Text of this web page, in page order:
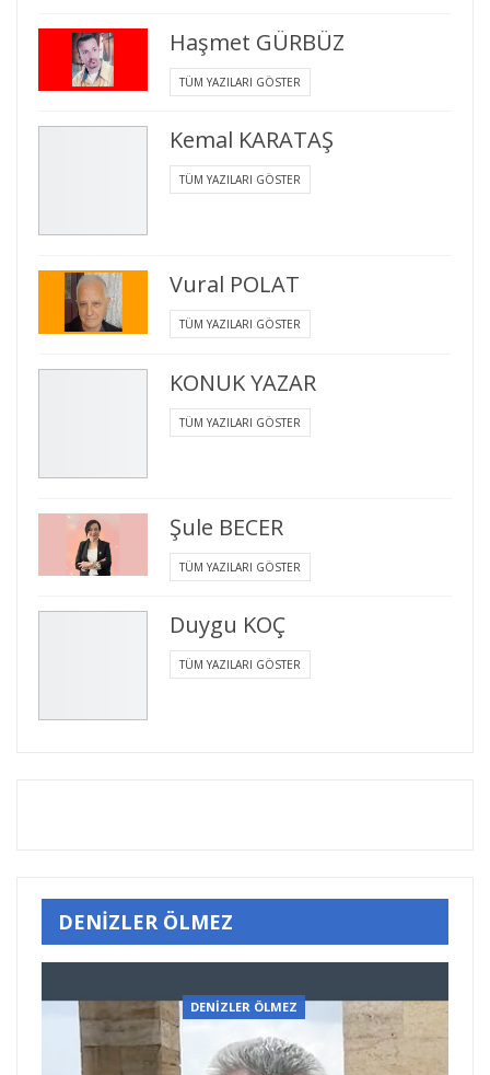
Haşmet GÜRBÜZ
TÜM YAZILARI GÖSTER
Kemal KARATAŞ
TÜM YAZILARI GÖSTER
Vural POLAT
TÜM YAZILARI GÖSTER
KONUK YAZAR
TÜM YAZILARI GÖSTER
Şule BECER
TÜM YAZILARI GÖSTER
Duygu KOÇ
TÜM YAZILARI GÖSTER
DENİZLER ÖLMEZ
DENİZLER ÖLMEZ